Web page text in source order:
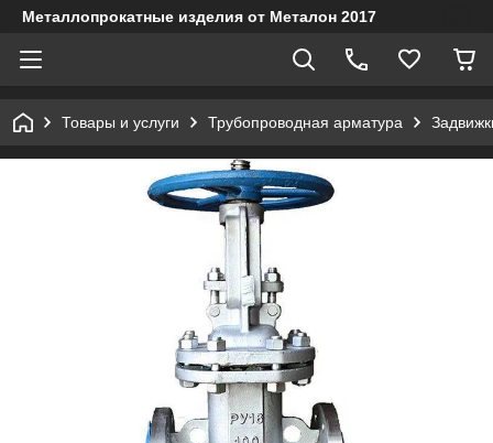
Металлопрокатные изделия от Металон 2017
Товары и услуги Трубопроводная арматура